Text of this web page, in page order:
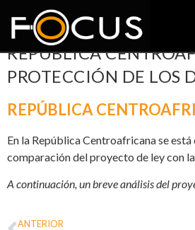
REPÚBLICA
PROTECCIÓN DE LOS
REPÚBLICA
En la República Centroafricana se
comparación del proyecto de ley con
A continuación, un breve análisis del
ANTERIOR